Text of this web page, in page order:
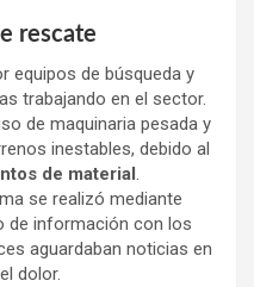
rescate
equipos de búsqueda y
trabajando en el sector.
de maquinaria pesada y
inestables, debido al
de material.
se realizó mediante
de información con los
aguardaban noticias en
dolor.